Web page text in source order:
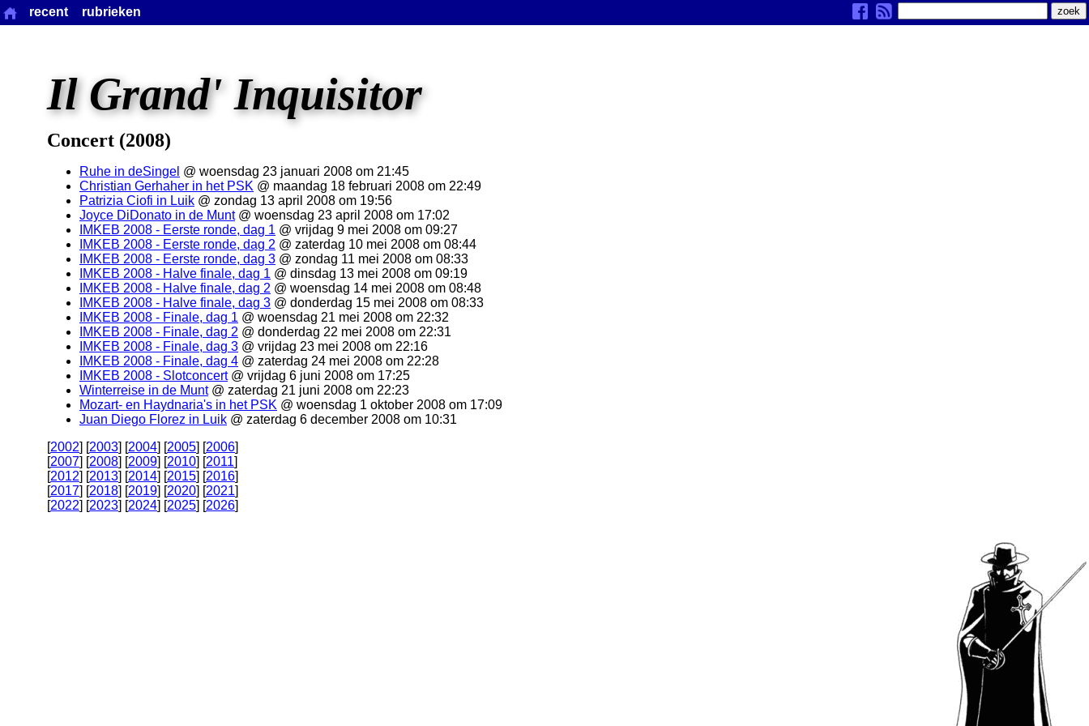
Il Grand' Inquisitor
Concert (2008)
Ruhe in deSingel @ woensdag 23 januari 2008 om 21:45
Christian Gerhaher in het PSK @ maandag 18 februari 2008 om 22:49
Patrizia Ciofi in Luik @ zondag 13 april 2008 om 19:56
Joyce DiDonato in de Munt@ woensdag 23 april 2008 om 17:02
IMKEB 2008 - Eerste ronde, dag 1 @ vrijdag 9 mei 2008 om 09:27
IMKEB 2008 - Eerste ronde, dag 2 @ zaterdag 10 mei 2008 om 08:44
IMKEB 2008 - Eerste ronde, dag 3 @ zondag 11 mei 2008 om 08:33
IMKEB 2008 - Halve finale, dag 1 @ dinsdag 13 mei 2008 om 09:19
IMKEB 2008 - Halve finale, dag 2 @ woensdag 14 mei 2008 om 08:48
IMKEB 2008 - Halve finale, dag 3 @ donderdag 15 mei 2008 om 08:33
IMKEB 2008 - Finale, dag 1 @ woensdag 21 mei 2008 om 22:32
IMKEB 2008 - Finale, dag 2 @ donderdag 22 mei 2008 om 22:31
IMKEB 2008 - Finale, dag 3 @ vrijdag 23 mei 2008 om 22:16
IMKEB 2008 - Finale, dag 4 @ zaterdag 24 mei 2008 om 22:28
IMKEB 2008 - Slotconcert@ vrijdag 6 juni 2008 om 17:25
Winterreise in de Munt@ zaterdag 21 juni 2008 om 22:23
Mozart- en Haydnaria's in het PSK @ woensdag 1 oktober 2008 om 17:09
Juan Diego Florez in Luik @ zaterdag 6 december 2008 om 10:31
[2002] [2003] [2004] [2005] [2006]
[2007] [2008] [2009] [2010] [2011]
[2012] [2013] [2014] [2015] [2016]
[2017] [2018] [2019] [2020] [2021]
[2022] [2023] [2024] [2025] [2026]
recent rubrieken